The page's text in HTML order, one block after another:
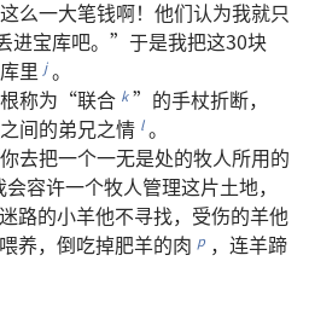
这么一大笔钱啊！ 他们认为我就只
进宝库吧。” 于是我把这30块
里 j 。
根称为 “联合 k ” 的手杖折断，
之间的弟兄之情 l 。
你去把一个一无是处的牧人所用的
会容许一个牧人管理这片土地，
迷路的小羊他不寻找， 受伤的羊他
喂养， 倒吃掉肥羊的肉 p ， 连羊蹄